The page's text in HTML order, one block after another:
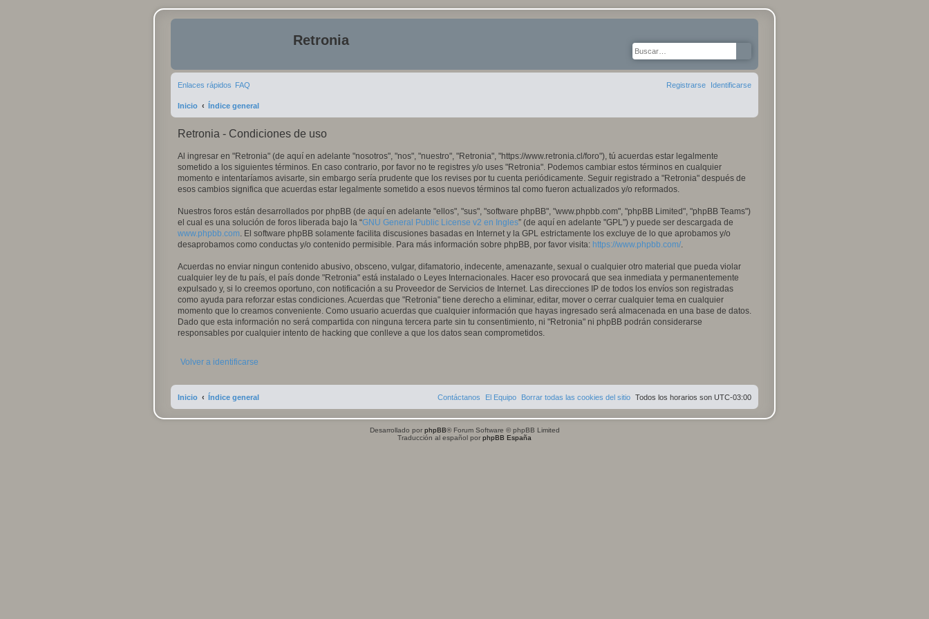
Retronia
Enlaces rápidos FAQ Identificarse
Registrarse
Inicio Índice general
Retronia - Condiciones de uso
Al ingresar en "Retronia" (de aquí en adelante "nosotros", "nos", "nuestro", "Retronia", "https://www.retronia.cl/foro"), tú acuerdas estar legalmente
sometido a los siguientes términos. En caso contrario, por favor no te registres y/o uses "Retronia". Podemos cambiar estos términos en cualquier
momento e intentaríamos avisarte, sin embargo sería prudente que los revises por tu cuenta periódicamente. Seguir registrado a "Retronia" después de
esos cambios significa que acuerdas estar legalmente sometido a esos nuevos términos tal como fueron actualizados y/o reformados.
Nuestros foros están desarrollados por phpBB (de aquí en adelante "ellos", "sus", "software phpBB", "www.phpbb.com", "phpBB Limited", "phpBB Teams")
el cual es una solución de foros liberada bajo la “GNU General Public License v2 en Ingles” (de aquí en adelante "GPL") y puede ser descargada de
www.phpbb.com. El software phpBB solamente facilita discusiones basadas en Internet y la GPL estrictamente los excluye de lo que aprobamos y/o
desaprobamos como conductas y/o contenido permisible. Para más información sobre phpBB, por favor visita: https://www.phpbb.com/.
Acuerdas no enviar ningun contenido abusivo, obsceno, vulgar, difamatorio, indecente, amenazante, sexual o cualquier otro material que pueda violar
cualquier ley de tu país, el país donde "Retronia" está instalado o Leyes Internacionales. Hacer eso provocará que sea inmediata y permanentemente
expulsado y, si lo creemos oportuno, con notificación a su Proveedor de Servicios de Internet. Las direcciones IP de todos los envíos son registradas
como ayuda para reforzar estas condiciones. Acuerdas que "Retronia" tiene derecho a eliminar, editar, mover o cerrar cualquier tema en cualquier
momento que lo creamos conveniente. Como usuario acuerdas que cualquier información que hayas ingresado será almacenada en una base de datos.
Dado que esta información no será compartida con ninguna tercera parte sin tu consentimiento, ni "Retronia" ni phpBB podrán considerarse
responsables por cualquier intento de hacking que conlleve a que los datos sean comprometidos.
Volver a identificarse
Inicio Índice general Todos los horarios son UTC-03:00
Borrar todas las cookies del sitio
El Equipo
Contáctanos
Desarrollado por phpBB® Forum Software © phpBB Limited
Traducción al español por phpBB España